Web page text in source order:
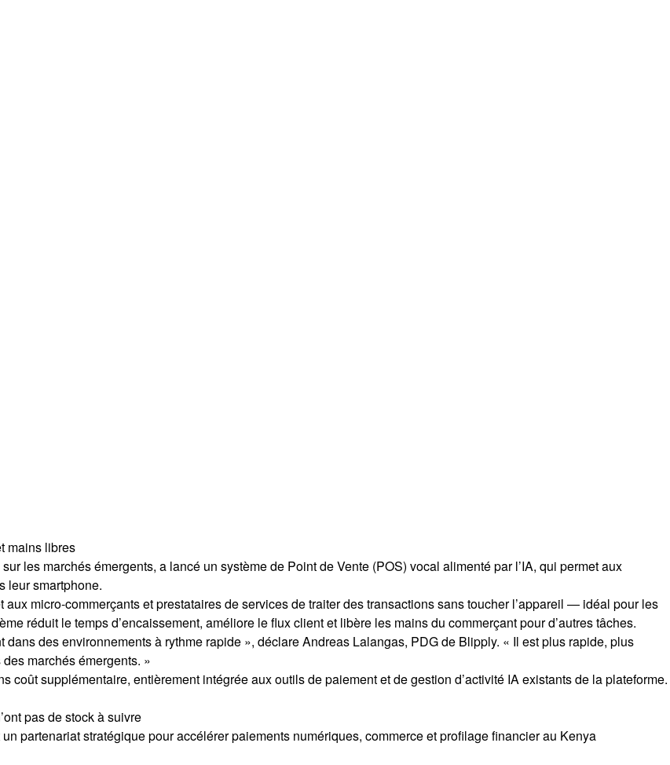
mains libres
les marchés émergents, a lancé un système de Point de Vente (POS) vocal alimenté par l’IA, qui permet aux
leur smartphone.
micro-commerçants et prestataires de services de traiter des transactions sans toucher l’appareil — idéal pour les
réduit le temps d’encaissement, améliore le flux client et libère les mains du commerçant pour d’autres tâches.
des environnements à rythme rapide », déclare Andreas Lalangas, PDG de Blipply. « Il est plus rapide, plus
marchés émergents. »
supplémentaire, entièrement intégrée aux outils de paiement et de gestion d’activité IA existants de la plateforme.
pas de stock à suivre
partenariat stratégique pour accélérer paiements numériques, commerce et profilage financier au Kenya